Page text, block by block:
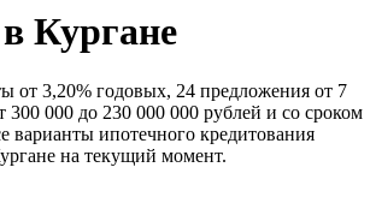
Кургане
от 3,20% годовых, 24 предложения от 7
300 000 до 230 000 000 рублей и со сроком
варианты ипотечного кредитования
на текущий момент.